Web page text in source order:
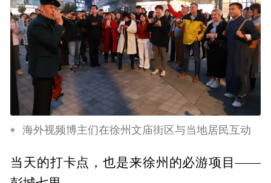
海外视频博主们在徐州文庙街区与当地居民互动
当天的打卡点，也是来徐州的必游项目——